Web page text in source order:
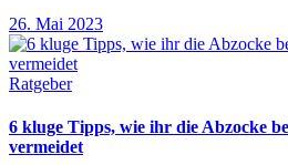
26. Mai 2023
Ratgeber
6 kluge Tipps, wie ihr die Abzocke
vermeidet